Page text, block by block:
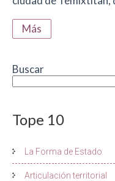
Más
Buscar
Tope 10
La Forma de Estado
Articulación territorial